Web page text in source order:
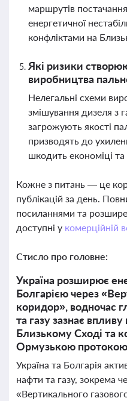
маршрутів
енергетичної
конфліктами на
Які ризики
виробництва
Нелегальні схеми
змішування дизеля з
загрожують якості
призводять до
шкодить економіці та
Кожне з питань — це
публікацій за день.
посиланнями та
доступні у комерційній
Стисло про головне:
Україна розширює
Болгарією через
коридор», водночас
та газу зазнає впливу
Близькому Сході та
Ормузькою протокою
Україна та Болгарія
нафти та газу, зокрема
«Вертикального